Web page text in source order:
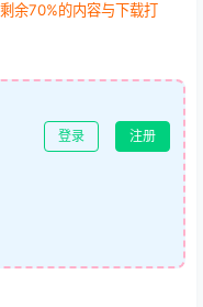
余70%的内容与下载打
登录 注册